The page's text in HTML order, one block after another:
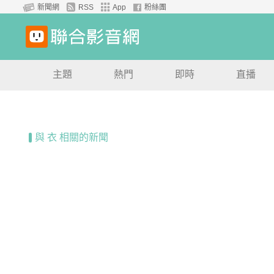
新聞網 RSS App 粉絲團
主題 熱門 即時 直播
與 衣 相關的新聞